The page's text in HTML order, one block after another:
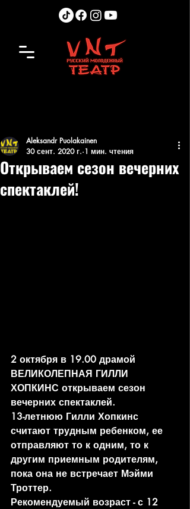
Открываем сезон вечерних
спектаклей!
Aleksandr Puolakainen
30 сент. 2020 г. 1 мин. чтения
2 октября в 19.00 драмой
ВЕЛИКОЛЕПНАЯ ГИЛЛИ
ХОПКИНС открываем сезон
вечерних спектаклей.
13-летнюю Гилли Хопкинс
считают трудным ребенком, ее
отправляют то к одним, то к
другим приемным родителям,
пока она не встречает Мэйми
Троттер.
Рекомендуемый возраст - с 12